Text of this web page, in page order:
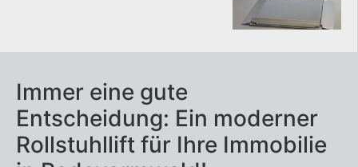
Seniorenlift
Treppenaufzug
Treppenlift
Immer eine gute
Entscheidung: Ein moderner
Rollstuhllift für Ihre Immobilie